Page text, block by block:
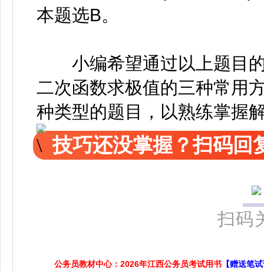
本题选B。
小编希望通过以上题目的
二次函数求极值的三种常用
种类型的题目，以熟练掌握
技巧还没掌握？扫码回
扫码
公务员教材中心：2026年江西公务员考试用书 【赠送笔